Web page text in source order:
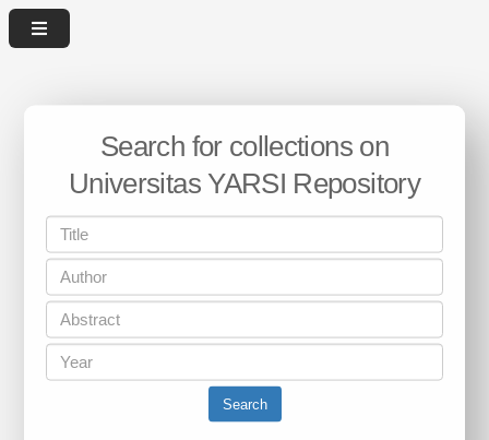
Search for collections on
Universitas YARSI Repository
Search